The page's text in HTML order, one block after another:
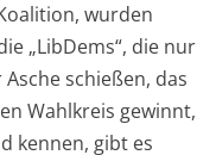
wurden
„LibDems“, die nur
schießen, das
Wahlkreis gewinnt,
kennen, gibt es